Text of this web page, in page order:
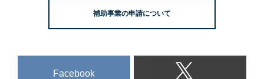
補助事業の申請について
Facebook